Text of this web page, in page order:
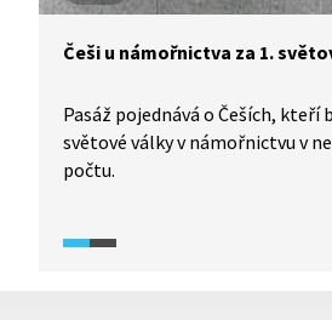
Češi u námořnictva za 1.
Pasáž pojednává o Češích, kteří
světové války v námořnictvu v
počtu.